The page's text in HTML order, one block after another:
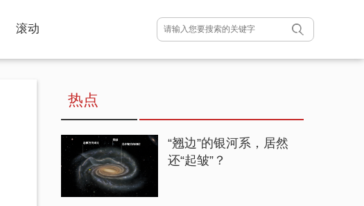
滚动
热点
“翘边”的银河系，居然
还“起皱”？